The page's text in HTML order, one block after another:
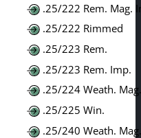
.25/222 Rem. Mag.
.25/222 Rimmed
.25/223 Rem.
.25/223 Rem. Imp.
.25/224 Weath. Mag.
.25/225 Win.
.25/240 Weath. Mag.